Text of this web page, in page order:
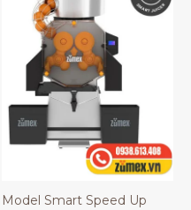
Model Smart Speed Up